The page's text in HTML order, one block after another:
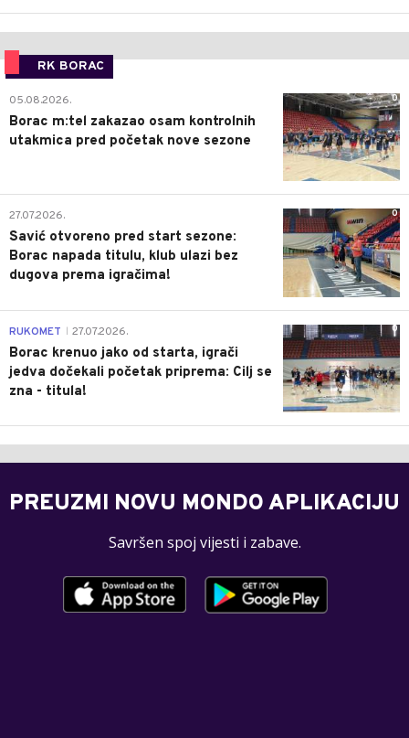
RK BORAC
0
05.08.2026.
Borac m:tel zakazao osam kontrolnih
utakmica pred početak nove sezone
0
27.07.2026.
Savić otvoreno pred start sezone:
Borac napada titulu, klub ulazi bez
dugova prema igračima!
0
RUKOMET 27.07.2026.
Borac krenuo jako od starta, igrači
jedva dočekali početak priprema: Cilj se
zna - titula!
PREUZMI NOVU MONDO APLIKACIJU
Savršen spoj vijesti i zabave.